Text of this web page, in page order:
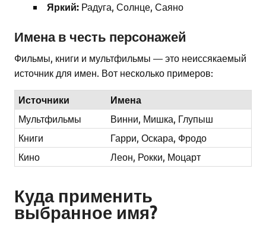
Яркий: Радуга, Солнце, Саяно
Имена в честь персонажей
Фильмы, книги и мультфильмы — это неиссякаемый
источник для имен. Вот несколько примеров:
Источники Имена
Мультфильмы
Винни, Мишка, Глупыш
Книги
Гарри, Оскара, Фродо
Кино
Леон, Рокки, Моцарт
Куда применить
выбранное имя?